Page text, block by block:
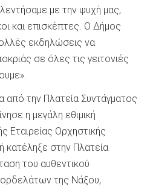
με την ψυχή μας,
και επισκέπτες. Ο Δήμος
εκδηλώσεις να
σε όλες τις γειτονιές
από την Πλατεία Συντάγματος
η μεγάλη εθιμική
Εταιρείας Ορχηστικής
κατέληξε στην Πλατεία
του αυθεντικού
της Νάξου,